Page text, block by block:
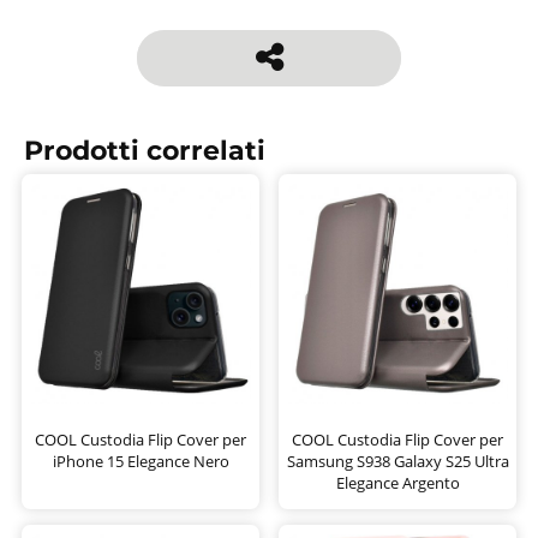
Prodotti correlati
COOL Custodia Flip Cover per
iPhone 15 Elegance Nero
COOL Custodia Flip Cover per
Samsung S938 Galaxy S25 Ultra
Elegance Argento